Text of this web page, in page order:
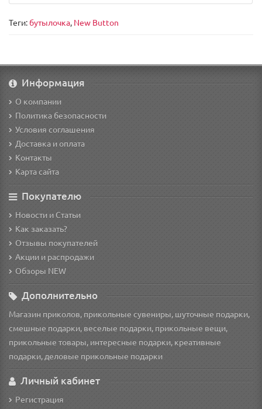
Теги: бутылочка, New Button
Информация
О компании
Политика безопасности
Условия соглашения
Доставка и оплата
Контакты
Карта сайта
Покупателю
Новости и Статьи
Как заказать?
Отзывы покупателей
Акции и распродажи
Обзоры NEW
Дополнительно
Магазин приколов, прикольные сувениры, шуточные подарки,
смешные подарки, веселые подарки, прикольные вещи,
прикольные товары, интересные подарки, креативные
подарки, деловые прикольные подарки
Личный кабинет
Регистрация